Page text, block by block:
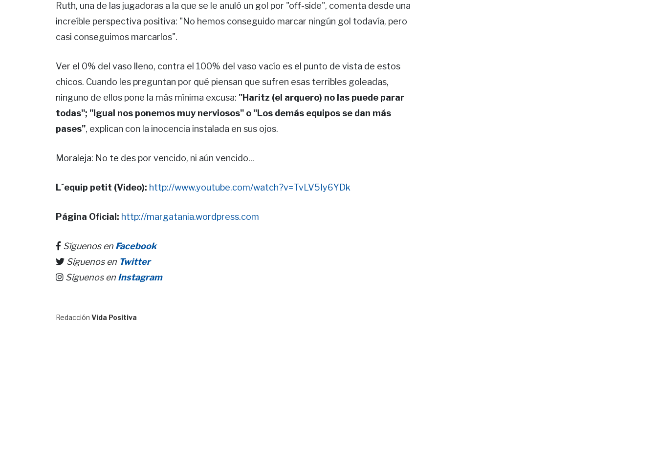
Ruth, una de las jugadoras a la que se le anuló un gol por "off-side", comenta desde una
increíble perspectiva positiva: "No hemos conseguido marcar ningún gol todavía, pero
casi conseguimos marcarlos".
Ver el 0% del vaso lleno, contra el 100% del vaso vacío es el punto de vista de estos
chicos. Cuando les preguntan por qué piensan que sufren esas terribles goleadas,
ninguno de ellos pone la más mínima excusa: "Haritz (el arquero) no las puede parar
todas"; "Igual nos ponemos muy nerviosos" o "Los demás equipos se dan más
pases", explican con la inocencia instalada en sus ojos.
Moraleja: No te des por vencido, ni aún vencido...
L´equip petit (Video): http://www.youtube.com/watch?v=TvLV5Iy6YDk
Página Oficial: http://margatania.wordpress.com
Síguenos en Facebook
Síguenos en Twitter
Síguenos en Instagram
Redacción Vida Positiva